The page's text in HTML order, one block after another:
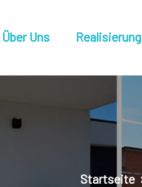
Über Uns Realisierung
Startseite